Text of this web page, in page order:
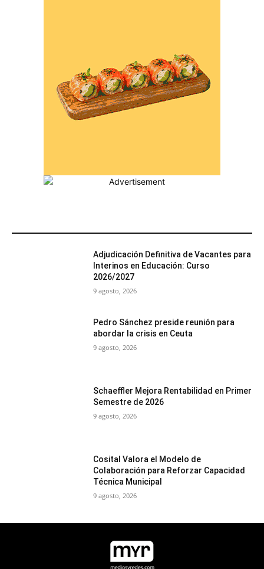
Adjudicación Definitiva de Vacantes para
Interinos en Educación: Curso
2026/2027
9 agosto, 2026
Pedro Sánchez preside reunión para
abordar la crisis en Ceuta
9 agosto, 2026
Schaeffler Mejora Rentabilidad en Primer
Semestre de 2026
9 agosto, 2026
Cosital Valora el Modelo de
Colaboración para Reforzar Capacidad
Técnica Municipal
9 agosto, 2026